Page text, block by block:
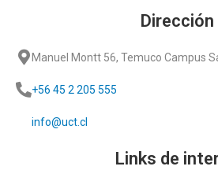
Dirección
Manuel Montt 56, Temuco Campus
+56 45 2 205 555
info@uct.cl
Links de